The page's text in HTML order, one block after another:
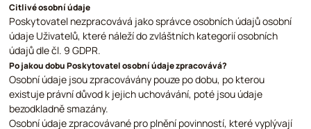
Citlivé osobní údaje
Poskytovatel nezpracovává jako správce osobních údajů osobní
údaje Uživatelů, které náleží do zvláštních kategorií osobních
údajů dle čl. 9 GDPR.
Po jakou dobu Poskytovatel osobní údaje zpracovává?
Osobní údaje jsou zpracovávány pouze po dobu, po kterou
existuje právní důvod k jejich uchovávání, poté jsou údaje
bezodkladně smazány.
Osobní údaje zpracovávané pro plnění povinností, které vyplývají